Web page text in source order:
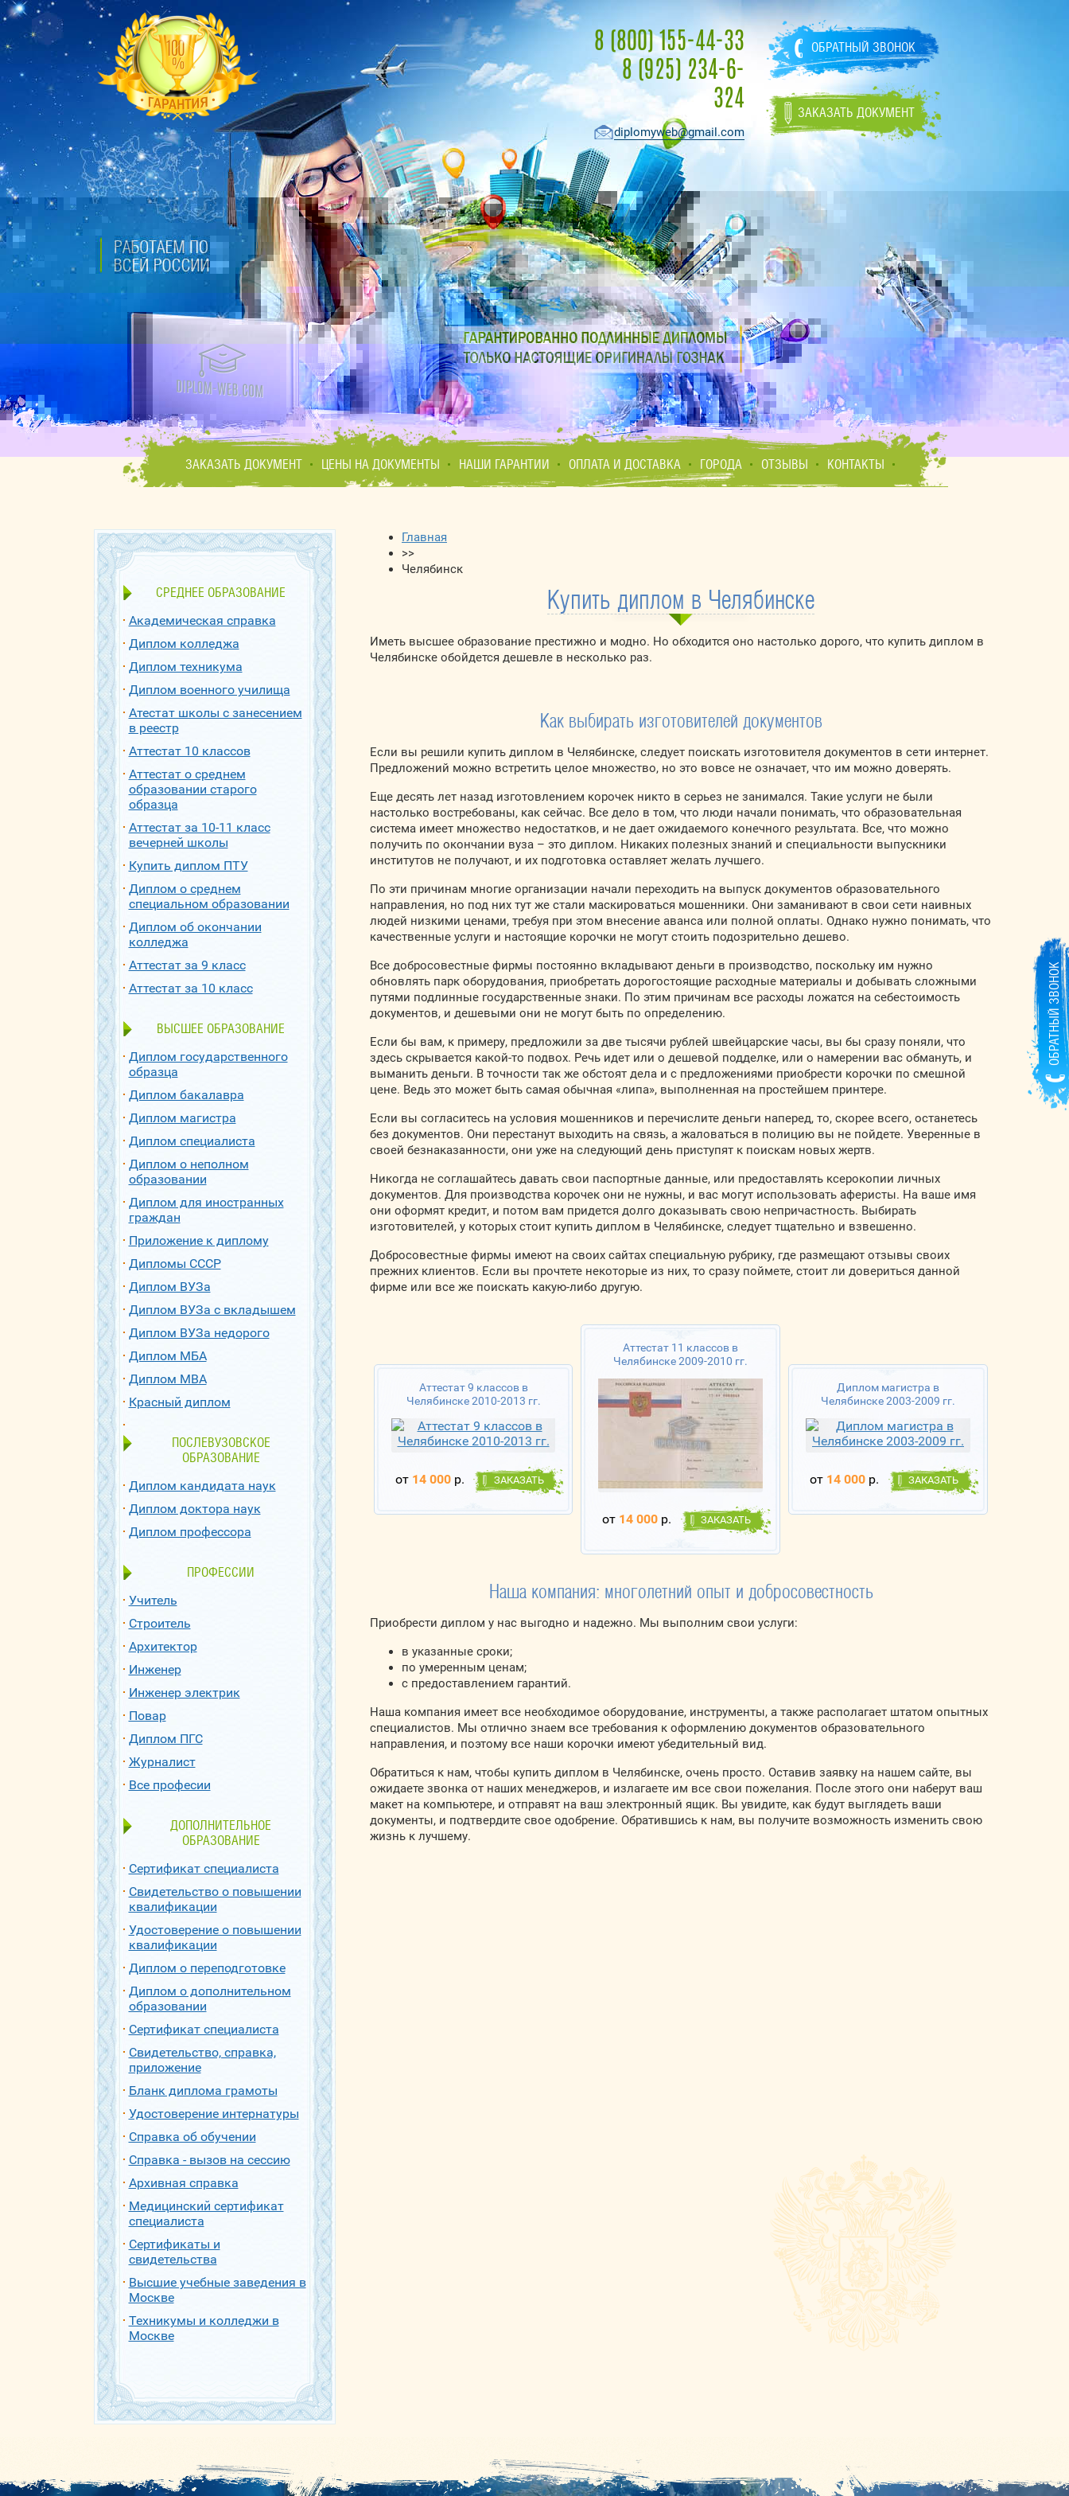
8 (800) 155-44-33
8 (925) 234-6-
324
diplomyweb@gmail.com
ОБРАТНЫЙ ЗВОНОК
ЗАКАЗАТЬ ДОКУМЕНТ
ЗАКАЗАТЬ ДОКУМЕНТ ЦЕНЫ НА ДОКУМЕНТЫ НАШИ ГАРАНТИИ ОПЛАТА И ДОСТАВКА ГОРОДА ОТЗЫВЫ КОНТАКТЫ
Главная
>>
Челябинск
Купить диплом в Челябинске
Иметь высшее образование престижно и модно. Но обходится оно настолько дорого, что купить диплом в
Челябинске обойдется дешевле в несколько раз.
Как выбирать изготовителей документов
Если вы решили купить диплом в Челябинске, следует поискать изготовителя документов в сети интернет.
Предложений можно встретить целое множество, но это вовсе не означает, что им можно доверять.
Еще десять лет назад изготовлением корочек никто в серьез не занимался. Такие услуги не были
настолько востребованы, как сейчас. Все дело в том, что люди начали понимать, что образовательная
система имеет множество недостатков, и не дает ожидаемого конечного результата. Все, что можно
получить по окончании вуза – это диплом. Никаких полезных знаний и специальности выпускники
институтов не получают, и их подготовка оставляет желать лучшего.
По эти причинам многие организации начали переходить на выпуск документов образовательного
направления, но под них тут же стали маскироваться мошенники. Они заманивают в свои сети наивных
людей низкими ценами, требуя при этом внесение аванса или полной оплаты. Однако нужно понимать, что
качественные услуги и настоящие корочки не могут стоить подозрительно дешево.
Все добросовестные фирмы постоянно вкладывают деньги в производство, поскольку им нужно
обновлять парк оборудования, приобретать дорогостоящие расходные материалы и добывать сложными
путями подлинные государственные знаки. По этим причинам все расходы ложатся на себестоимость
документов, и дешевыми они не могут быть по определению.
Если бы вам, к примеру, предложили за две тысячи рублей швейцарские часы, вы бы сразу поняли, что
здесь скрывается какой-то подвох. Речь идет или о дешевой подделке, или о намерении вас обмануть, и
выманить деньги. В точности так же обстоят дела и с предложениями приобрести корочки по смешной
цене. Ведь это может быть самая обычная «липа», выполненная на простейшем принтере.
Если вы согласитесь на условия мошенников и перечислите деньги наперед, то, скорее всего, останетесь
без документов. Они перестанут выходить на связь, а жаловаться в полицию вы не пойдете. Уверенные в
своей безнаказанности, они уже на следующий день приступят к поискам новых жертв.
Никогда не соглашайтесь давать свои паспортные данные, или предоставлять ксерокопии личных
документов. Для производства корочек они не нужны, и вас могут использовать аферисты. На ваше имя
они оформят кредит, и потом вам придется долго доказывать свою непричастность. Выбирать
изготовителей, у которых стоит купить диплом в Челябинске, следует тщательно и взвешенно.
Добросовестные фирмы имеют на своих сайтах специальную рубрику, где размещают отзывы своих
прежних клиентов. Если вы прочтете некоторые из них, то сразу поймете, стоит ли довериться данной
фирме или все же поискать какую-либо другую.
Аттестат 9 классов в
Челябинске 2010-2013 гг.
от 14 000 р. ЗАКАЗАТЬ
Аттестат 11 классов в
Челябинске 2009-2010 гг.
от 14 000 р. ЗАКАЗАТЬ
Диплом магистра в
Челябинске 2003-2009 гг.
от 14 000 р. ЗАКАЗАТЬ
Наша компания: многолетний опыт и добросовестность
Приобрести диплом у нас выгодно и надежно. Мы выполним свои услуги:
в указанные сроки;
по умеренным ценам;
с предоставлением гарантий.
Наша компания имеет все необходимое оборудование, инструменты, а также располагает штатом опытных
специалистов. Мы отлично знаем все требования к оформлению документов образовательного
направления, и поэтому все наши корочки имеют убедительный вид.
Обратиться к нам, чтобы купить диплом в Челябинске, очень просто. Оставив заявку на нашем сайте, вы
ожидаете звонка от наших менеджеров, и излагаете им все свои пожелания. После этого они наберут ваш
макет на компьютере, и отправят на ваш электронный ящик. Вы увидите, как будут выглядеть ваши
документы, и подтвердите свое одобрение. Обратившись к нам, вы получите возможность изменить свою
жизнь к лучшему.
СРЕДНЕЕ ОБРАЗОВАНИЕ
Академическая справка
Диплом колледжа
Диплом техникума
Диплом военного училища
Атестат школы с занесением
в реестр
Аттестат 10 классов
Аттестат о среднем
образовании старого
образца
Аттестат за 10-11 класс
вечерней школы
Купить диплом ПТУ
Диплом о среднем
специальном образовании
Диплом об окончании
колледжа
Аттестат за 9 класс
Аттестат за 10 класс
ВЫСШЕЕ ОБРАЗОВАНИЕ
Диплом государственного
образца
Диплом бакалавра
Диплом магистра
Диплом специалиста
Диплом о неполном
образовании
Диплом для иностранных
граждан
Приложение к диплому
Дипломы СССР
Диплом ВУЗа
Диплом ВУЗа с вкладышем
Диплом ВУЗа недорого
Диплом МБА
Диплом МВА
Красный диплом
ПОСЛЕВУЗОВСКОЕ
ОБРАЗОВАНИЕ
Диплом кандидата наук
Диплом доктора наук
Диплом профессора
ПРОФЕССИИ
Учитель
Строитель
Архитектор
Инженер
Инженер электрик
Повар
Диплом ПГС
Журналист
Все професии
ДОПОЛНИТЕЛЬНОЕ
ОБРАЗОВАНИЕ
Сертификат специалиста
Свидетельство о повышении
квалификации
Удостоверение о повышении
квалификации
Диплом о переподготовке
Диплом о дополнительном
образовании
Сертификат специалиста
Свидетельство, справка,
приложение
Бланк диплома грамоты
Удостоверение интернатуры
Справка об обучении
Справка - вызов на сессию
Архивная справка
Медицинский сертификат
специалиста
Сертификаты и
свидетельства
Высшие учебные заведения в
Москве
Техникумы и колледжи в
Москве
ОБРАТНЫЙ ЗВОНОК